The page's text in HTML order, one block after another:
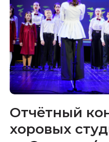
Отчётный
хоровых